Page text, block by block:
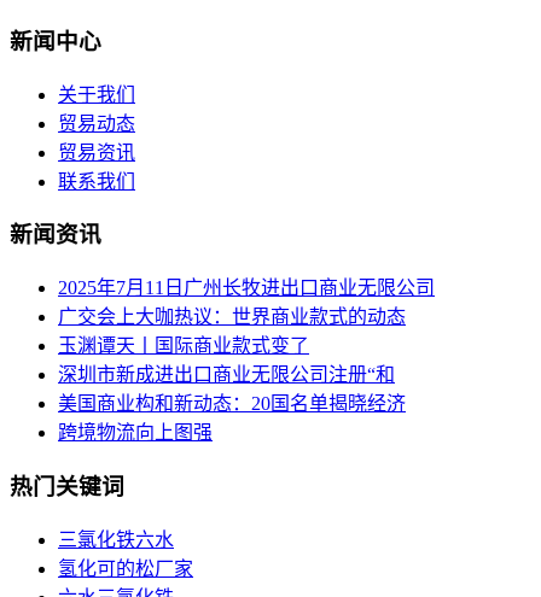
新闻中心
关于我们
贸易动态
贸易资讯
联系我们
新闻资讯
2025年7月11日广州长牧进出口商业无限公司
广交会上大咖热议：世界商业款式的动态
玉渊谭天丨国际商业款式变了
深圳市新成进出口商业无限公司注册“和
美国商业构和新动态：20国名单揭晓经济
跨境物流向上图强
热门关键词
三氯化铁六水
氢化可的松厂家